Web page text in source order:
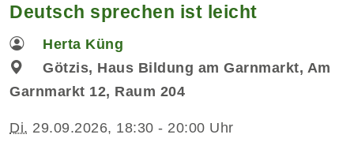
Deutsch sprechen ist leicht
Herta Küng
Götzis, Haus Bildung am Garnmarkt, Am
Garnmarkt 12, Raum 204
Di. 29.09.2026, 18:30 - 20:00 Uhr